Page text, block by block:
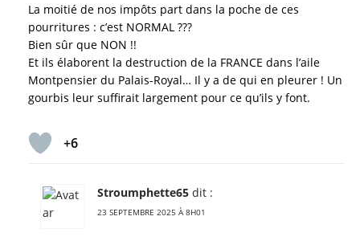
La moitié de nos impôts part dans la poche de ces
pourritures : c’est NORMAL ???
Bien sûr que NON !!
Et ils élaborent la destruction de la FRANCE dans l’aile
Montpensier du Palais-Royal… Il y a de qui en pleurer ! Un
gourbis leur suffirait largement pour ce qu’ils y font.
+6
Stroumphette65 dit :
23 SEPTEMBRE 2025 À 8H01